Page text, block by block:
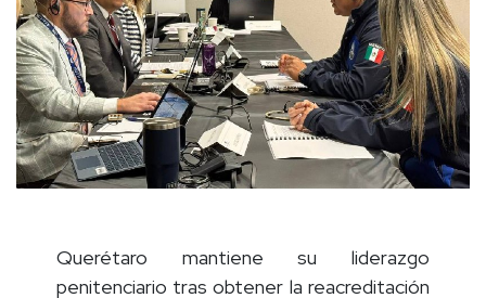
Querétaro mantiene su liderazgo
penitenciario tras obtener la reacreditación